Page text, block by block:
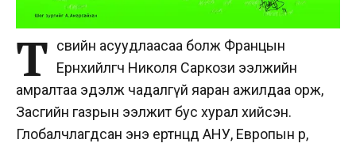
Т өсвийн асуудлаасаа болж Францын
Ерөнхийлөгч Николя Саркози ээлжийн
амралтаа эдэлж чадалгүй яаран ажилдаа орж,
Засгийн газрын ээлжит бус хурал хийсэн.
Глобалчлагдсан энэ ертөнцөд АНУ, Европын өр,